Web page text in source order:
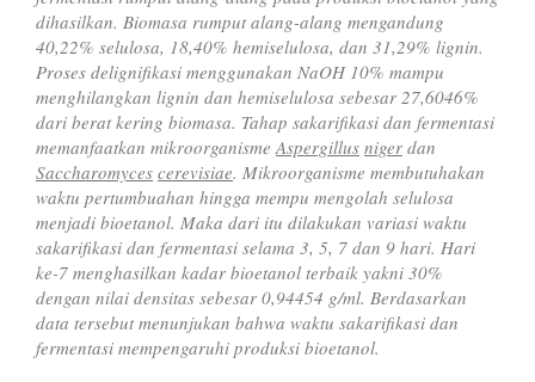
dihasilkan. Biomasa rumput alang-alang mengandung
40,22% selulosa, 18,40% hemiselulosa, dan 31,29% lignin.
Proses delignifikasi menggunakan NaOH 10% mampu
menghilangkan lignin dan hemiselulosa sebesar 27,6046%
dari berat kering biomasa. Tahap sakarifikasi dan fermentasi
memanfaatkan mikroorganisme Aspergillus niger dan
Saccharomyces cerevisiae. Mikroorganisme membutuhakan
waktu pertumbuahan hingga mempu mengolah selulosa
menjadi bioetanol. Maka dari itu dilakukan variasi waktu
sakarifikasi dan fermentasi selama 3, 5, 7 dan 9 hari. Hari
ke-7 menghasilkan kadar bioetanol terbaik yakni 30%
dengan nilai densitas sebesar 0,94454 g/ml. Berdasarkan
data tersebut menunjukan bahwa waktu sakarifikasi dan
fermentasi mempengaruhi produksi bioetanol.